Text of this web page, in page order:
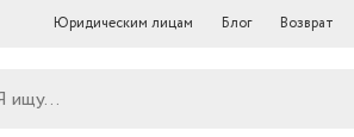
Юридическим лицам Блог Возврат